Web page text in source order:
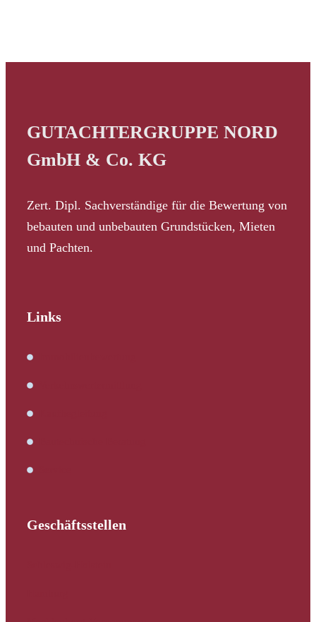
GUTACHTERGRUPPE NORD
GmbH & Co. KG
Zert. Dipl. Sachverständige für die Bewertung von
bebauten und unbebauten Grundstücken, Mieten
und Pachten.
Links
Geschäftsstellen